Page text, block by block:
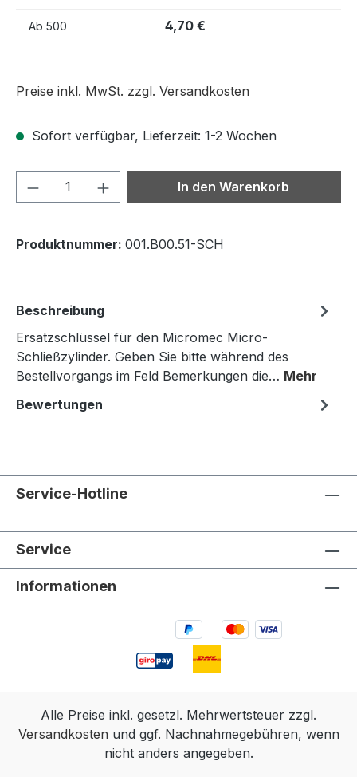
Ab 500 4,70 €
Preise inkl. MwSt. zzgl. Versandkosten
Sofort verfügbar, Lieferzeit: 1-2 Wochen
Produkt Anzahl: Gib denIn den Warenkorb
Produktnummer: 001.B00.51-SCH
Beschreibung
Ersatzschlüssel für den Micromec Micro-
Schließzylinder. Geben Sie bitte während des
Bestellvorgangs im Feld Bemerkungen die… Mehr
Bewertungen
Service-Hotline
Service
Informationen
Alle Preise inkl. gesetzl. Mehrwertsteuer zzgl.
Versandkosten und ggf. Nachnahmegebühren, wenn
nicht anders angegeben.